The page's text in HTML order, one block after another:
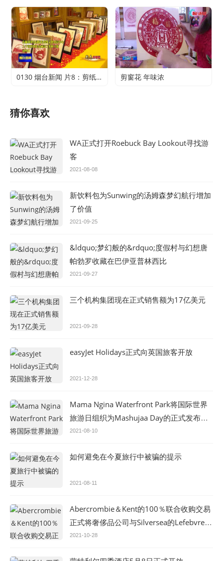
0130 烟台新闻 片8：剪纸传承 不止于传统 剪窗花 年味浓
猜你喜欢
WA正式打开Roebuck Bay Lookout寻找游
客
2021-08-08
新饮料包为Sunwing的汤姆森梦幻航行增加
了价值
2021-09-25
&ldquo;梦幻般的&rdquo;度假村与幻想唐
帕勃罗收藏在巴伊亚普林西比
2021-09-27
三个机构集团现在正式销售额为17亿美元
2021-09-28
easyJet Holidays正式向英国旅客开放
2021-12-28
Mama Ngina Waterfront Park将国际世界
旅游日组织为Mashujaa Day的正式发布准
备
2021-08-10
如何避免在今夏旅行中被骗的提示
2021-08-11
Abercrombie＆Kent的100％联合收购交易
正式将奢侈品公司与Silversea的Lefebvre保
持一致
2021-10-28